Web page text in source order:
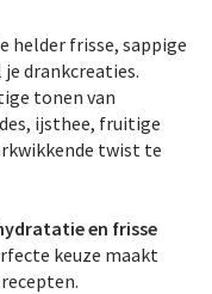
helder frisse, sappige
drankcreaties.
tonen van
ijsthee, fruitige
twist te
en frisse
keuze maakt